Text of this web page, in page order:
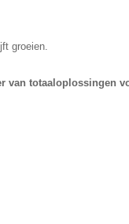
groeien.
van totaaloplossingen